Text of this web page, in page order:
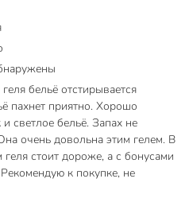
бельё отстирывается
пахнет приятно. Хорошо
и светлое бельё. Запах не
очень довольна этим гелем. В
стоит дороже, а с бонусами
к покупке, не